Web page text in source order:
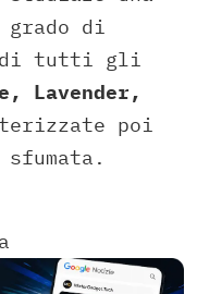
di
di tutti gli
Lavender,
poi